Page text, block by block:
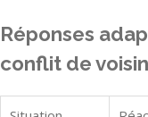
Réponses
conflit de